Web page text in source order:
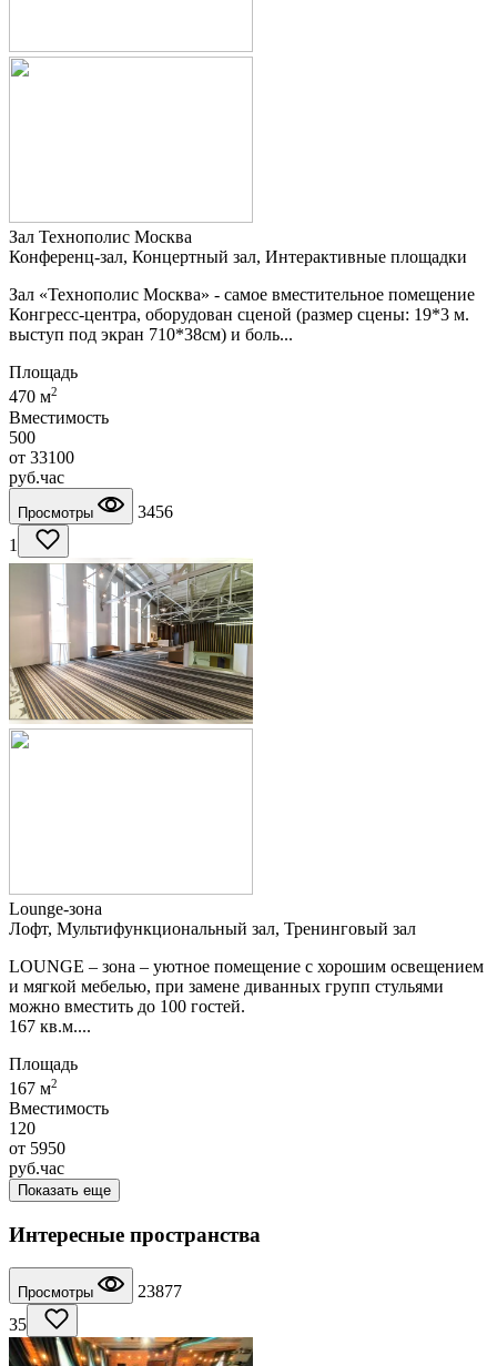
Зал Технополис Москва
Конференц-зал, Концертный зал, Интерактивные площадки
Зал «Технополис Москва» - самое вместительное помещение
Конгресс-центра, оборудован сценой (размер сцены: 19*3 м.
выступ под экран 710*38см) и боль...
Площадь
470 м2
Вместимость
500
от 33100
руб.час
Просмотры
3456
1
Lounge-зона
Лофт, Мультифункциональный зал, Тренинговый зал
LOUNGE – зона – уютное помещение с хорошим освещением
и мягкой мебелью, при замене диванных групп стульями
можно вместить до 100 гостей.
167 кв.м....
Площадь
167 м2
Вместимость
120
от 5950
руб.час
Показать еще
Интересные пространства
Просмотры
23877
35